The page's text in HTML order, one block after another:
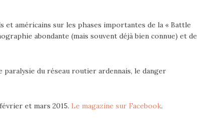
et américains sur les phases importantes de la « Battle
abondante (mais souvent déjà bien connue) et de
du réseau routier ardennais, le danger
et mars 2015. Le magazine sur Facebook.